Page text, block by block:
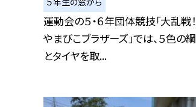
運動会の５・６年団体競技「大乱戦！
やまびこブラザーズ」では、５色の綱
とタイヤを取...